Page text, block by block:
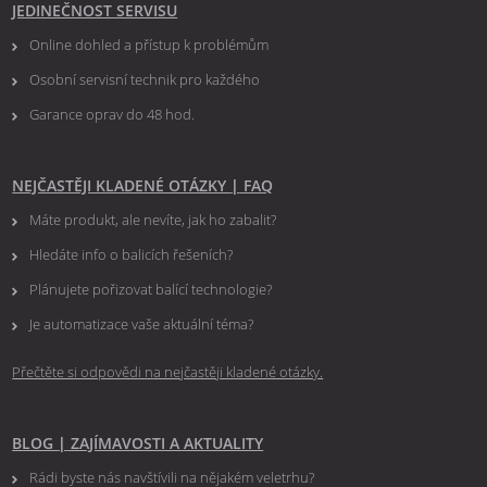
JEDINEČNOST SERVISU
Online dohled a přístup k problémům
Osobní servisní technik pro každého
Garance oprav do 48 hod.
NEJČASTĚJI KLADENÉ OTÁZKY | FAQ
Máte produkt, ale nevíte, jak ho zabalit?
Hledáte info o balicích řešeních?
Plánujete pořizovat balící technologie?
Je automatizace vaše aktuální téma?
Přečtěte si odpovědi na nejčastěji kladené otázky.
BLOG | ZAJÍMAVOSTI A AKTUALITY
Rádi byste nás navštívili na nějakém veletrhu?